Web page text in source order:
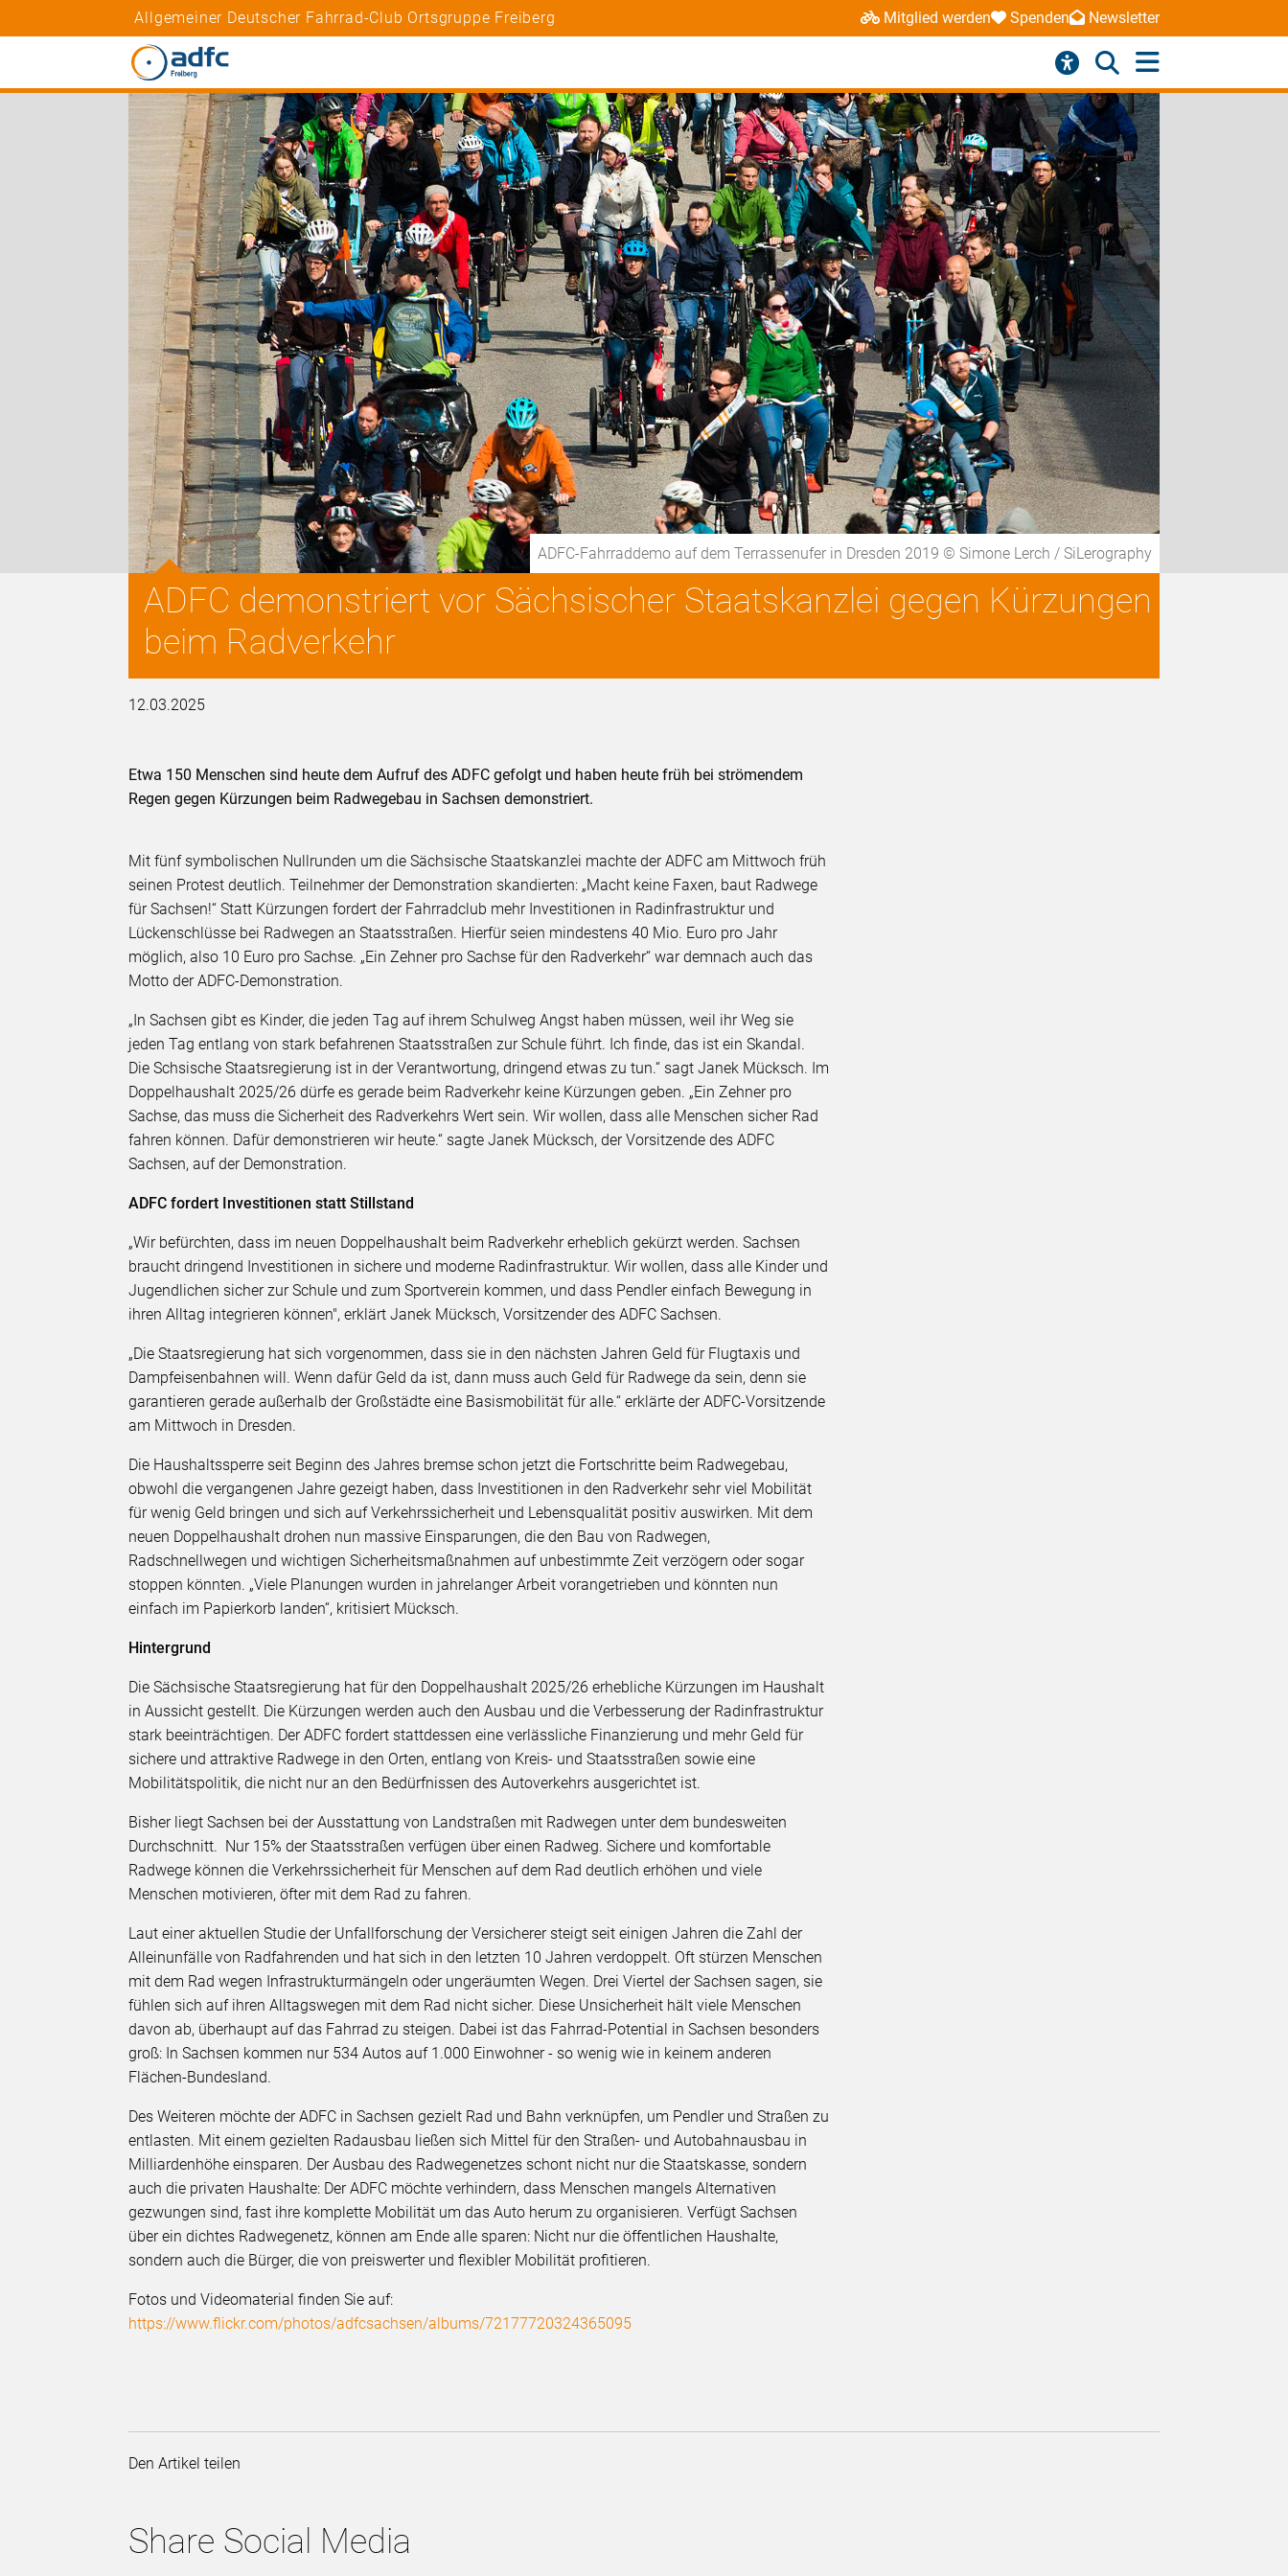
Allgemeiner Deutscher Fahrrad-Club Ortsgruppe Freiberg Mitglied werden Spenden Newsletter
ADFC-Fahrraddemo auf dem Terrassenufer in Dresden 2019 © Simone Lerch / SiLerography
ADFC demonstriert vor Sächsischer Staatskanzlei gegen Kürzungen
beim Radverkehr
12.03.2025
Etwa 150 Menschen sind heute dem Aufruf des ADFC gefolgt und haben heute früh bei strömendem
Regen gegen Kürzungen beim Radwegebau in Sachsen demonstriert.
Mit fünf symbolischen Nullrunden um die Sächsische Staatskanzlei machte der ADFC am Mittwoch früh
seinen Protest deutlich. Teilnehmer der Demonstration skandierten: „Macht keine Faxen, baut Radwege
für Sachsen!“ Statt Kürzungen fordert der Fahrradclub mehr Investitionen in Radinfrastruktur und
Lückenschlüsse bei Radwegen an Staatsstraßen. Hierfür seien mindestens 40 Mio. Euro pro Jahr
möglich, also 10 Euro pro Sachse. „Ein Zehner pro Sachse für den Radverkehr“ war demnach auch das
Motto der ADFC-Demonstration.
„In Sachsen gibt es Kinder, die jeden Tag auf ihrem Schulweg Angst haben müssen, weil ihr Weg sie
jeden Tag entlang von stark befahrenen Staatsstraßen zur Schule führt. Ich finde, das ist ein Skandal.
Die Schsische Staatsregierung ist in der Verantwortung, dringend etwas zu tun.“ sagt Janek Mücksch. Im
Doppelhaushalt 2025/26 dürfe es gerade beim Radverkehr keine Kürzungen geben. „Ein Zehner pro
Sachse, das muss die Sicherheit des Radverkehrs Wert sein. Wir wollen, dass alle Menschen sicher Rad
fahren können. Dafür demonstrieren wir heute.“ sagte Janek Mücksch, der Vorsitzende des ADFC
Sachsen, auf der Demonstration.
ADFC fordert Investitionen statt Stillstand
„Wir befürchten, dass im neuen Doppelhaushalt beim Radverkehr erheblich gekürzt werden. Sachsen
braucht dringend Investitionen in sichere und moderne Radinfrastruktur. Wir wollen, dass alle Kinder und
Jugendlichen sicher zur Schule und zum Sportverein kommen, und dass Pendler einfach Bewegung in
ihren Alltag integrieren können", erklärt Janek Mücksch, Vorsitzender des ADFC Sachsen.
„Die Staatsregierung hat sich vorgenommen, dass sie in den nächsten Jahren Geld für Flugtaxis und
Dampfeisenbahnen will. Wenn dafür Geld da ist, dann muss auch Geld für Radwege da sein, denn sie
garantieren gerade außerhalb der Großstädte eine Basismobilität für alle.“ erklärte der ADFC-Vorsitzende
am Mittwoch in Dresden.
Die Haushaltssperre seit Beginn des Jahres bremse schon jetzt die Fortschritte beim Radwegebau,
obwohl die vergangenen Jahre gezeigt haben, dass Investitionen in den Radverkehr sehr viel Mobilität
für wenig Geld bringen und sich auf Verkehrssicherheit und Lebensqualität positiv auswirken. Mit dem
neuen Doppelhaushalt drohen nun massive Einsparungen, die den Bau von Radwegen,
Radschnellwegen und wichtigen Sicherheitsmaßnahmen auf unbestimmte Zeit verzögern oder sogar
stoppen könnten. „Viele Planungen wurden in jahrelanger Arbeit vorangetrieben und könnten nun
einfach im Papierkorb landen“, kritisiert Mücksch.
Hintergrund
Die Sächsische Staatsregierung hat für den Doppelhaushalt 2025/26 erhebliche Kürzungen im Haushalt
in Aussicht gestellt. Die Kürzungen werden auch den Ausbau und die Verbesserung der Radinfrastruktur
stark beeinträchtigen. Der ADFC fordert stattdessen eine verlässliche Finanzierung und mehr Geld für
sichere und attraktive Radwege in den Orten, entlang von Kreis- und Staatsstraßen sowie eine
Mobilitätspolitik, die nicht nur an den Bedürfnissen des Autoverkehrs ausgerichtet ist.
Bisher liegt Sachsen bei der Ausstattung von Landstraßen mit Radwegen unter dem bundesweiten
Durchschnitt. Nur 15% der Staatsstraßen verfügen über einen Radweg. Sichere und komfortable
Radwege können die Verkehrssicherheit für Menschen auf dem Rad deutlich erhöhen und viele
Menschen motivieren, öfter mit dem Rad zu fahren.
Laut einer aktuellen Studie der Unfallforschung der Versicherer steigt seit einigen Jahren die Zahl der
Alleinunfälle von Radfahrenden und hat sich in den letzten 10 Jahren verdoppelt. Oft stürzen Menschen
mit dem Rad wegen Infrastrukturmängeln oder ungeräumten Wegen. Drei Viertel der Sachsen sagen, sie
fühlen sich auf ihren Alltagswegen mit dem Rad nicht sicher. Diese Unsicherheit hält viele Menschen
davon ab, überhaupt auf das Fahrrad zu steigen. Dabei ist das Fahrrad-Potential in Sachsen besonders
groß: In Sachsen kommen nur 534 Autos auf 1.000 Einwohner - so wenig wie in keinem anderen
Flächen-Bundesland.
Des Weiteren möchte der ADFC in Sachsen gezielt Rad und Bahn verknüpfen, um Pendler und Straßen zu
entlasten. Mit einem gezielten Radausbau ließen sich Mittel für den Straßen- und Autobahnausbau in
Milliardenhöhe einsparen. Der Ausbau des Radwegenetzes schont nicht nur die Staatskasse, sondern
auch die privaten Haushalte: Der ADFC möchte verhindern, dass Menschen mangels Alternativen
gezwungen sind, fast ihre komplette Mobilität um das Auto herum zu organisieren. Verfügt Sachsen
über ein dichtes Radwegenetz, können am Ende alle sparen: Nicht nur die öffentlichen Haushalte,
sondern auch die Bürger, die von preiswerter und flexibler Mobilität profitieren.
Fotos und Videomaterial finden Sie auf:
https://www.flickr.com/photos/adfcsachsen/albums/72177720324365095
Den Artikel teilen
Share Social Media